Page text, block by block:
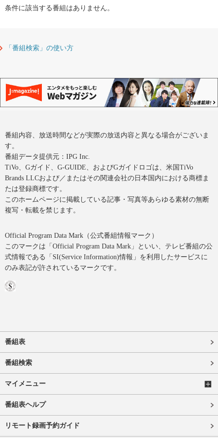
条件に該当する番組はありません。
「番組検索」の使い方
番組内容、放送時間などが実際の放送内容と異なる場合がございま
す。
番組データ提供元：IPG Inc.
TiVo、Gガイド、G-GUIDE、およびGガイドロゴは、米国TiVo
Brands LLCおよび／またはその関連会社の日本国内における商標ま
たは登録商標です。
このホームページに掲載している記事・写真等あらゆる素材の無断
複写・転載を禁じます。
Official Program Data Mark（公式番組情報マーク）
このマークは「Official Program Data Mark」といい、テレビ番組の公
式情報である「SI(Service Information)情報」を利用したサービスに
のみ表記が許されているマークです。
番組表
番組検索
マイメニュー
番組表ヘルプ
リモート録画予約ガイド